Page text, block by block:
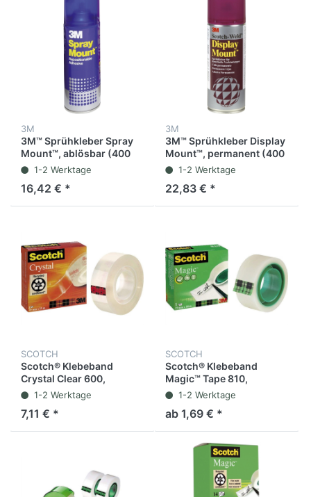
3M
3M™ Sprühkleber Spray
Mount™, ablösbar (400
ml)1-2 Werktage
16,42 € *
3M
3M™ Sprühkleber Display
Mount™, permanent (400
ml)1-2 Werktage
22,83 € *
SCOTCH
Scotch® Klebeband
Crystal Clear 600,
selbstklebend, 19 mm x
33 m, transparent (1
Rolle)
1-2 Werktage
7,11 € *
SCOTCH
Scotch® Klebeband
Magic™ Tape 810,
Zelluloseacetat,
selbstklebend,
permanent, 19 mm x 10 m,
transparent (1 Rolle)
1-2 Werktage
ab 1,69 € *